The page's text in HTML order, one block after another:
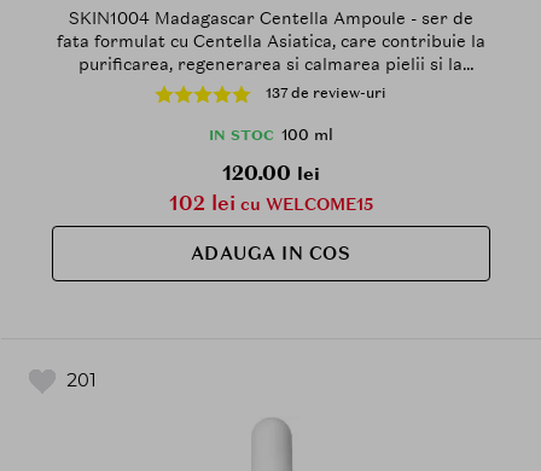
SKIN1004 Madagascar Centella Ampoule - ser de
fata formulat cu Centella Asiatica, care contribuie la
purificarea, regenerarea si calmarea pielii si la
mentinerea barierei cutanate - 100 ml
137 de review-uri
IN STOC 100 ml
120.00 lei
102 lei cu WELCOME15
ADAUGA IN COS
201